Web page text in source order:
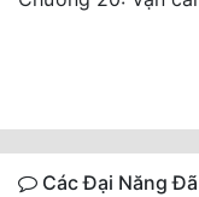
Các Đại Năng